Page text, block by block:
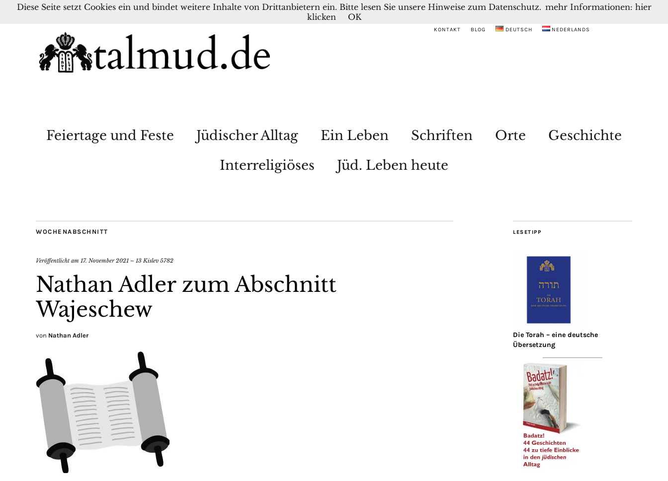
KONTAKT BLOG DEUTSCH NEDERLANDS
Feiertage und Feste Jüdischer Alltag Ein Leben Schriften Orte
Geschichte
Interreligiöses
Jüd. Leben heute
WOCHENABSCHNITT
Veröffentlicht am 17. November 2021 – 13 Kislev 5782
Nathan Adler zum Abschnitt
Wajeschew
von Nathan Adler
LESETIPP
Die Torah – eine deutsche
Übersetzung
Diese Seite setzt Cookies ein und bindet weitere Inhalte von Drittanbietern ein. Bitte lesen Sie unsere Hinweise zum Datenschutz. mehr Informationen: hier
klicken
OK